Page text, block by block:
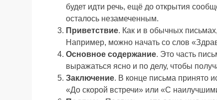
будет идти речь, ещё до открытия
осталось незамеченным.
Приветствие. Как и в обычных
Например, можно начать со слов
Основное содержание. Это часть
выражаться ясно и по делу, чтобы
Заключение. В конце письма принято
«До скорой встречи» или «С